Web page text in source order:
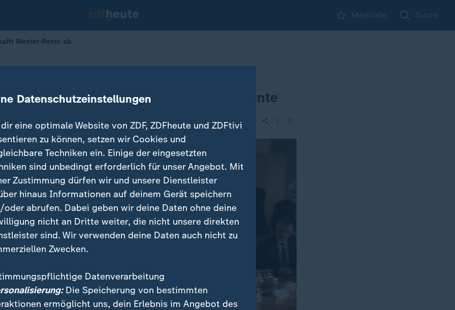
Merkliste Suche
Riester-Rente ab
beschließt Reform der Riester-Rente
Datenschutzeinstellungen
eine optimale Website von ZDF, ZDFheute und ZDFtivi
zu können, setzen wir Cookies und
Techniken ein. Einige der eingesetzten
sind unbedingt erforderlich für unser Angebot. Mit
Zustimmung dürfen wir und unsere Dienstleister
hinaus Informationen auf deinem Gerät speichern
oder abrufen. Dabei geben wir deine Daten ohne deine
nicht an Dritte weiter, die nicht unsere direkten
sind. Wir verwenden deine Daten auch nicht zu
Zwecken.
Datenverarbeitung
Die Speicherung von bestimmten
ermöglicht uns, dein Erlebnis im Angebot des